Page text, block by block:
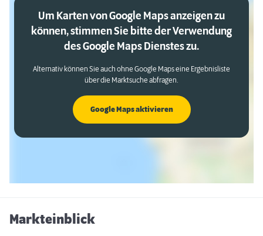
Um Karten von Google Maps anzeigen zu
können, stimmen Sie bitte der Verwendung
des Google Maps Dienstes zu.
Alternativ können Sie auch ohne Google Maps eine Ergebnisliste
über die Marktsuche abfragen.
Google Maps aktivieren
Markteinblick